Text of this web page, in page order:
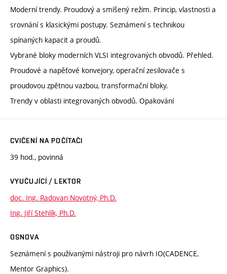
Moderní trendy. Proudový a smíšený režim. Princip, vlastnosti a
srovnání s klasickými postupy. Seznámení s technikou
spínaných kapacit a proudů.
Vybrané bloky moderních VLSI integrovaných obvodů. Přehled.
Proudové a napěťové konvejory, operační zesilovače s
proudovou zpětnou vazbou, transformační bloky.
Trendy v oblasti integrovaných obvodů. Opakování
CVIČENÍ NA POČÍTAČI
39 hod., povinná
VYUČUJÍCÍ / LEKTOR
doc. Ing. Radovan Novotný, Ph.D.
Ing. Jiří Stehlík, Ph.D.
OSNOVA
Seznámení s používanými nástroji pro návrh IO(CADENCE,
Mentor Graphics).